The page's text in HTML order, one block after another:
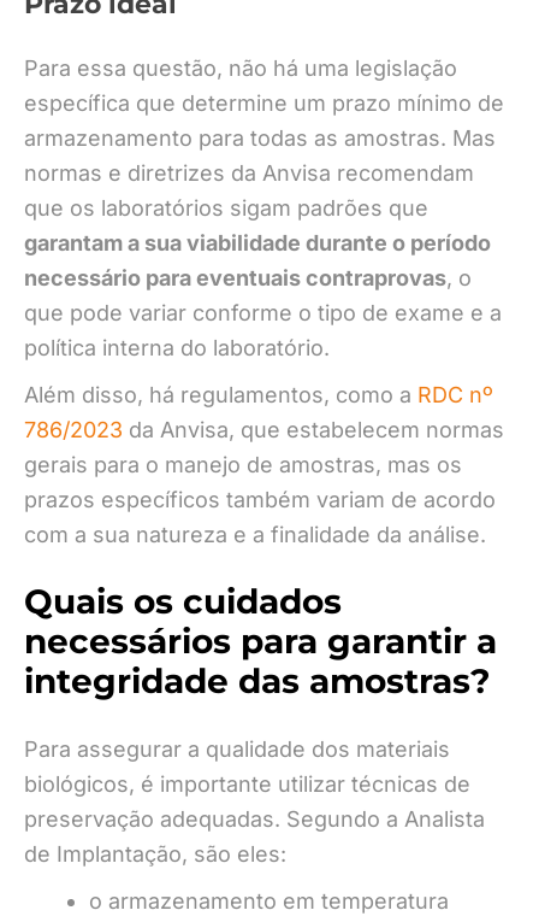
Para essa questão, não há uma legislação
específica que determine um prazo mínimo de
armazenamento para todas as amostras. Mas
normas e diretrizes da Anvisa recomendam
que os laboratórios sigam padrões que
garantam a sua viabilidade durante o período
necessário para eventuais contraprovas, o
que pode variar conforme o tipo de exame e a
política interna do laboratório.
Além disso, há regulamentos, como a RDC nº
786/2023 da Anvisa, que estabelecem normas
gerais para o manejo de amostras, mas os
prazos específicos também variam de acordo
com a sua natureza e a finalidade da análise.
Quais os cuidados
necessários para garantir a
integridade das amostras?
Para assegurar a qualidade dos materiais
biológicos, é importante utilizar técnicas de
preservação adequadas. Segundo a Analista
de Implantação, são eles:
o armazenamento em temperatura